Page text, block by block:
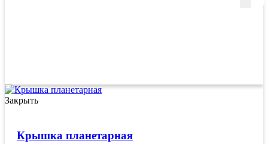
Закрыть
Крышка планетарная